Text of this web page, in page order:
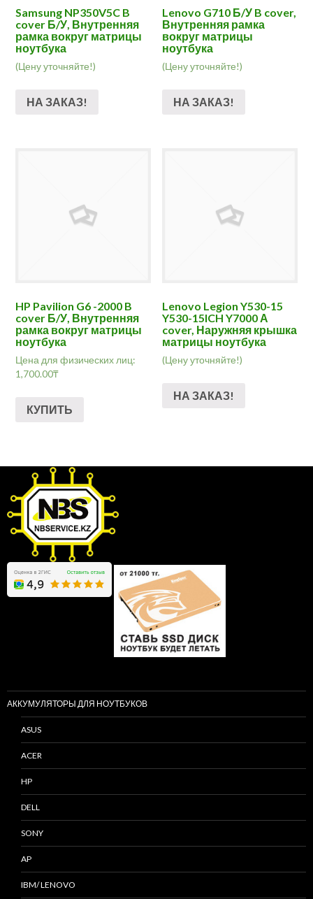
Samsung NP350V5C B
cover Б/У, Внутренняя
рамка вокруг матрицы
ноутбука
(Цену уточняйте!)
НА ЗАКАЗ!
Lenovo G710 Б/У B cover,
Внутренняя рамка
вокруг матрицы
ноутбука
(Цену уточняйте!)
НА ЗАКАЗ!
HP Pavilion G6 -2000 B
cover Б/У, Внутренняя
рамка вокруг матрицы
ноутбука
Цена для физических лиц:
1,700.00₸
КУПИТЬ
Lenovo Legion Y530-15
Y530-15ICH Y7000 А
cover, Наружняя крышка
матрицы ноутбука
(Цену уточняйте!)
НА ЗАКАЗ!
АККУМУЛЯТОРЫ ДЛЯ НОУТБУКОВ
ASUS
ACER
HP
DELL
SONY
AP
IBM/ LENOVO